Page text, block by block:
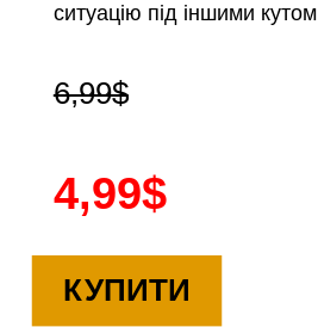
ситуацію під іншими кутом
6,99$
4,99$
КУПИТИ